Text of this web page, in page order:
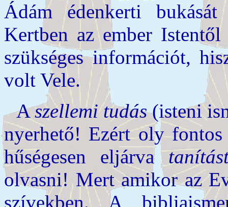
Ádám édenkerti
Kertben az ember
szükséges információt,
volt Vele.
Aszellemi tudás(isteni
nyerhető! Ezért oly
hűségesen eljárva
olvasni! Mert amikor az
szívekben. A